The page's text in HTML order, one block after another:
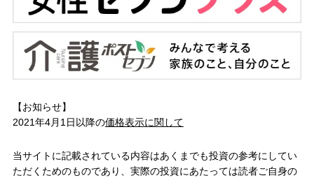
【お知らせ】
2021年4月1日以降の価格表示に関して
当サイトに記載されている内容はあくまでも投資の参考にしてい
ただくためのものであり、実際の投資にあたっては読者ご自身の